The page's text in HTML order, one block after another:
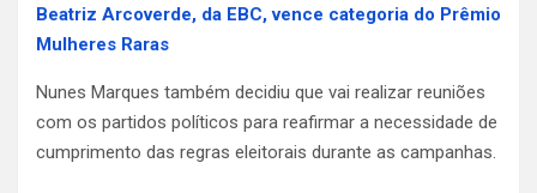
Beatriz Arcoverde, da EBC, vence categoria do Prêmio
Mulheres Raras
Nunes Marques também decidiu que vai realizar reuniões
com os partidos políticos para reafirmar a necessidade de
cumprimento das regras eleitorais durante as campanhas.